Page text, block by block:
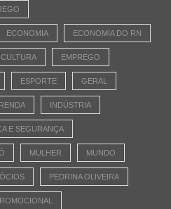
ECONOMIA ECONOMIA DO RN
EMPREGO
ESPORTE GERAL
INDÚSTRIA
E SEGURANÇA
MULHER MUNDO
PEDRINA OLIVEIRA